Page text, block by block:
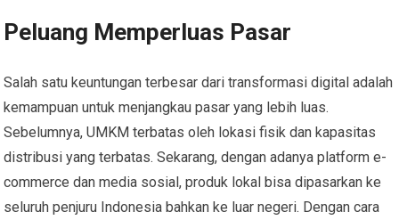
Peluang Memperluas Pasar
Salah satu keuntungan terbesar dari transformasi digital adalah
kemampuan untuk menjangkau pasar yang lebih luas.
Sebelumnya, UMKM terbatas oleh lokasi fisik dan kapasitas
distribusi yang terbatas. Sekarang, dengan adanya platform e-
commerce dan media sosial, produk lokal bisa dipasarkan ke
seluruh penjuru Indonesia bahkan ke luar negeri. Dengan cara